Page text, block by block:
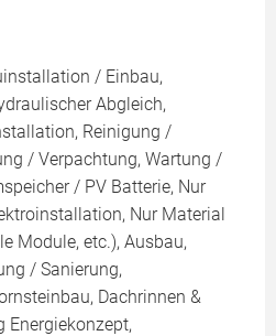
/ Einbau,
Abgleich,
Reinigung /
/ Verpachtung, Wartung /
/ PV Batterie, Nur
Nur Material
Module, etc.), Ausbau,
/ Sanierung,
Dachrinnen &
Energiekonzept,